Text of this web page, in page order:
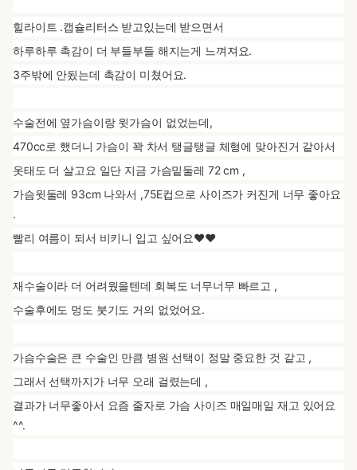
힐라이트 .캡슐리터스 받고있는데 받으면서
하루하루 촉감이 더 부들부들 해지는게 느껴져요.
3주밖에 안됬는데 촉감이 미쳤어요.
수술전에 옆가슴이랑 윗가슴이 없었는데,
470cc로 했더니 가슴이 꽉 차서 탱글탱글 체형에 맞아진거 같아서
옷태도 더 살고요 일단 지금 가슴밑둘레 72 cm ,
가슴윗둘레 93cm 나와서 ,75E컵으로 사이즈가 커진게 너무 좋아요
.
빨리 여름이 되서 비키니 입고 싶어요❤️❤️
재수술이라 더 어려웠을텐데 회복도 너무너무 빠르고 ,
수술후에도 멍도 붓기도 거의 없었어요.
가슴수술은 큰 수술인 만큼 병원 선택이 정말 중요한 것 같고 ,
그래서 선택까지가 너무 오래 걸렸는데 ,
결과가 너무좋아서 요즘 줄자로 가슴 사이즈 매일매일 재고 있어요
^^.